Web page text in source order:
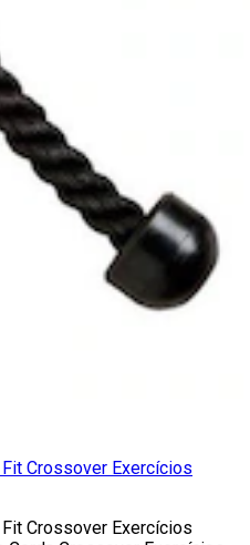
Crossover Exercícios
Crossover Exercícios